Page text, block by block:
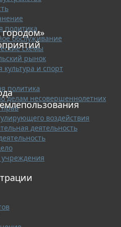
политика
обслуживание
схемы
рынок
культура и спорт
политика
делам несовершеннолетних
воздействия
деятельность
городом»